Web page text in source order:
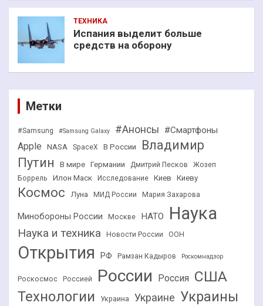
ТЕХНИКА
Испания выделит больше
средств на оборону
Метки
#Samsung #Samsung Galaxy #Анонсы #Смартфоны
Apple NASA SpaceX В России
Владимир
Путин
В мире Германии Дмитрий Песков
Жозеп
Боррель
Илон Маск Исследование Киев Киеву
Космос Луна МИД России Мария Захарова
Минобороны России Москве НАТО Наука
Наука и техника Новости России ООН
Открытия РФ Рамзан Кадыров Роскомнадзор
Роскосмос Россией России Россия США
Технологии Украина Украине Украины